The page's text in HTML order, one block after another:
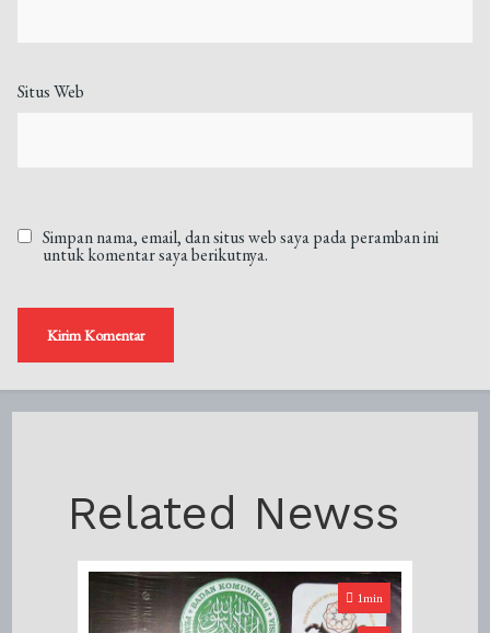
Situs Web
Simpan nama, email, dan situs web saya pada peramban ini
untuk komentar saya berikutnya.
Related Newss
1min